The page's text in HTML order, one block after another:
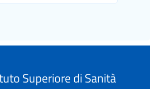
Superiore di Sanità